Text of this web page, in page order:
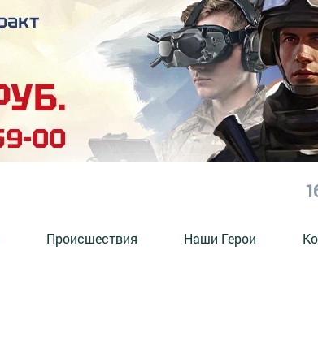
Происшествия Наши Герои